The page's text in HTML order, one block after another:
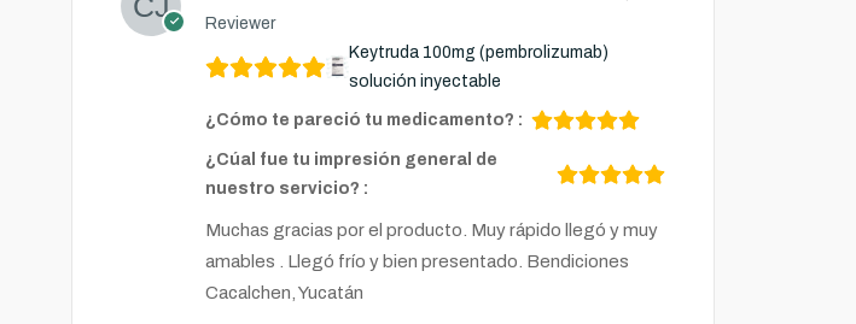
Reviewer
Keytruda 100mg (pembrolizumab)
solución inyectable
¿Cómo te pareció tu medicamento? :
¿Cúal fue tu impresión general de
nuestro servicio? :
Muchas gracias por el producto. Muy rápido llegó y muy
amables . Llegó frío y bien presentado. Bendiciones
Cacalchen, Yucatán